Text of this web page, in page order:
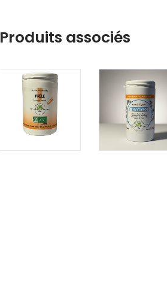
Produits associés